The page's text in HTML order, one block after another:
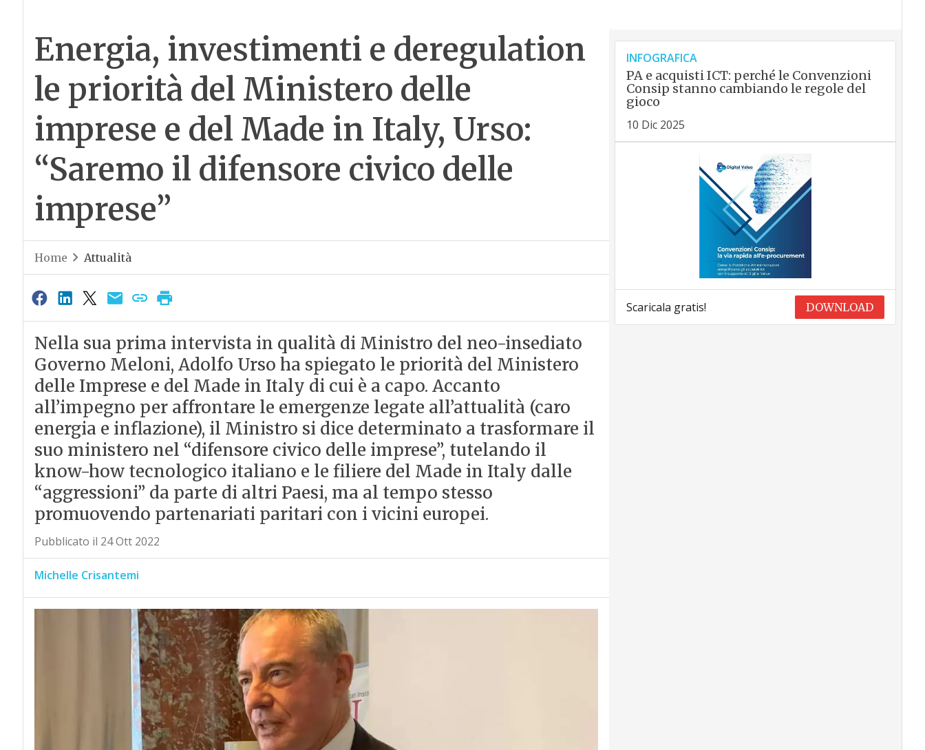
Energia, investimenti e deregulation
le priorità del Ministero delle
imprese e del Made in Italy, Urso:
“Saremo il difensore civico delle
imprese”
Home Attualità
Nella sua prima intervista in qualità di Ministro del neo-insediato
Governo Meloni, Adolfo Urso ha spiegato le priorità del Ministero
delle Imprese e del Made in Italy di cui è a capo. Accanto
all’impegno per affrontare le emergenze legate all’attualità (caro
energia e inflazione), il Ministro si dice determinato a trasformare il
suo ministero nel “difensore civico delle imprese”, tutelando il
know-how tecnologico italiano e le filiere del Made in Italy dalle
“aggressioni” da parte di altri Paesi, ma al tempo stesso
promuovendo partenariati paritari con i vicini europei.
Pubblicato il 24 Ott 2022
Michelle Crisantemi
INFOGRAFICA
PA e acquisti ICT: perché le Convenzioni
Consip stanno cambiando le regole del
gioco
10 Dic 2025
Scaricala gratis! DOWNLOAD